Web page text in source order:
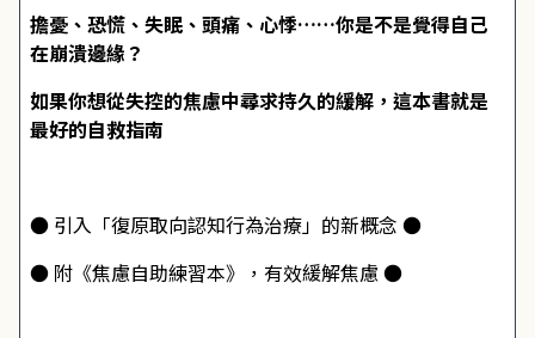
擔憂、恐慌、失眠、頭痛、心悸……你是不是覺得自己
在崩潰邊緣？
如果你想從失控的焦慮中尋求持久的緩解，這本書就是
最好的自救指南
● 引入「復原取向認知行為治療」的新概念 ●
● 附《焦慮自助練習本》，有效緩解焦慮 ●